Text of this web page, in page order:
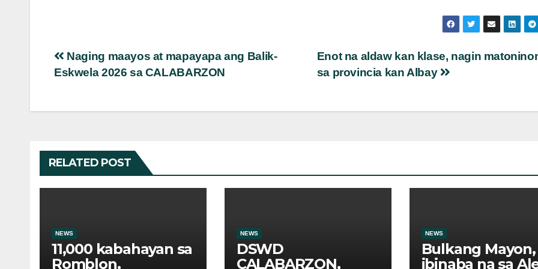
Post
Enot na aldaw kan klase, nagin
sa provincia kan Albay
Naging maayos at mapayapa ang Balik-
Eskwela 2026 sa CALABARZON
RELATED POST
NEWS
11,000 kabahayan sa
Romblon,
NEWS
DSWD
CALABARZON,
NEWS
Bulkang Mayon,
ibinaba na sa